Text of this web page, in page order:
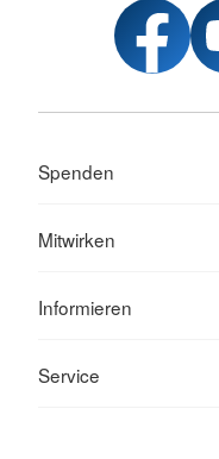
Spenden
Mitwirken
Informieren
Service